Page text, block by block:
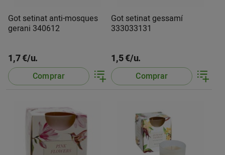
Got setinat anti-mosques
gerani 340612
1,7 €/u.
Comprar
Got setinat gessamí
333033131
1,5 €/u.
Comprar